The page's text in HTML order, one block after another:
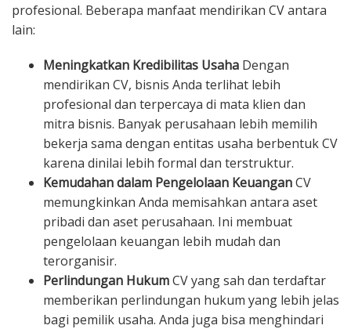
profesional. Beberapa manfaat mendirikan CV antara
lain:
Meningkatkan Kredibilitas Usaha Dengan
mendirikan CV, bisnis Anda terlihat lebih
profesional dan terpercaya di mata klien dan
mitra bisnis. Banyak perusahaan lebih memilih
bekerja sama dengan entitas usaha berbentuk CV
karena dinilai lebih formal dan terstruktur.
Kemudahan dalam Pengelolaan KeuanganCV
memungkinkan Anda memisahkan antara aset
pribadi dan aset perusahaan. Ini membuat
pengelolaan keuangan lebih mudah dan
terorganisir.
Perlindungan HukumCV yang sah dan terdaftar
memberikan perlindungan hukum yang lebih jelas
bagi pemilik usaha. Anda juga bisa menghindari